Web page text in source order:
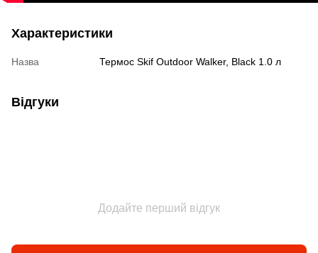
Характеристики
Назва Термос Skif Outdoor Walker, Black 1.0 л
Відгуки
Додайте перший відгук